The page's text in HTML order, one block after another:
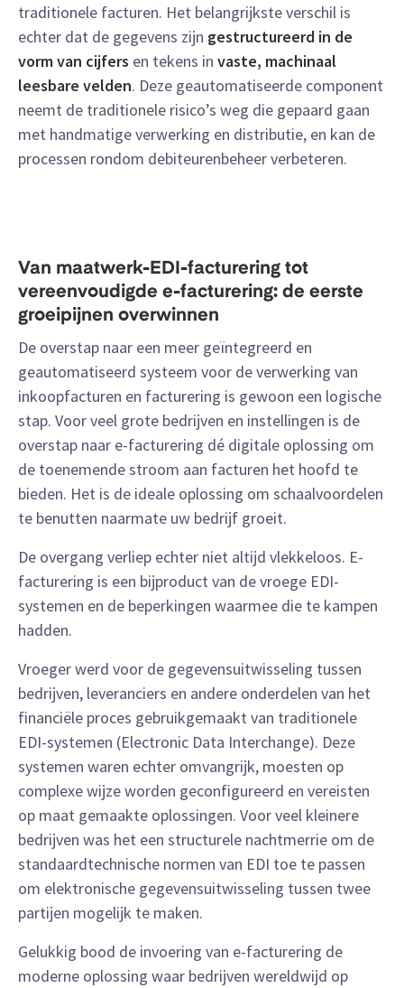
traditionele facturen. Het belangrijkste verschil is
echter dat de gegevens zijn gestructureerd in de
vorm van cijfers en tekens in vaste, machinaal
leesbare velden. Deze geautomatiseerde component
neemt de traditionele risico’s weg die gepaard gaan
met handmatige verwerking en distributie, en kan de
processen rondom debiteurenbeheer verbeteren.
Van maatwerk-EDI-facturering tot
vereenvoudigde e-facturering: de eerste
groeipijnen overwinnen
De overstap naar een meer geïntegreerd en
geautomatiseerd systeem voor de verwerking van
inkoopfacturen en facturering is gewoon een logische
stap. Voor veel grote bedrijven en instellingen is de
overstap naar e-facturering dé digitale oplossing om
de toenemende stroom aan facturen het hoofd te
bieden. Het is de ideale oplossing om schaalvoordelen
te benutten naarmate uw bedrijf groeit.
De overgang verliep echter niet altijd vlekkeloos. E-
facturering is een bijproduct van de vroege EDI-
systemen en de beperkingen waarmee die te kampen
hadden.
Vroeger werd voor de gegevensuitwisseling tussen
bedrijven, leveranciers en andere onderdelen van het
financiële proces gebruikgemaakt van traditionele
EDI-systemen (Electronic Data Interchange). Deze
systemen waren echter omvangrijk, moesten op
complexe wijze worden geconfigureerd en vereisten
op maat gemaakte oplossingen. Voor veel kleinere
bedrijven was het een structurele nachtmerrie om de
standaardtechnische normen van EDI toe te passen
om elektronische gegevensuitwisseling tussen twee
partijen mogelijk te maken.
Gelukkig bood de invoering van e-facturering de
moderne oplossing waar bedrijven wereldwijd op